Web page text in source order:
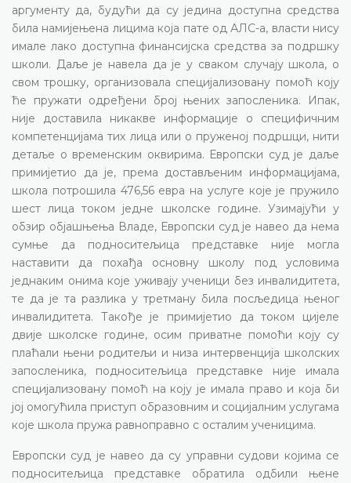
аргументу да, будући да су једина доступна средства
била намијењена лицима која пате од АЛС-а, власти нису
имале лако доступна финансијска средства за подршку
школи. Даље је навела да је у сваком случају школа, о
свом трошку, организовала специјализовану помоћ коју
ће пружати одређени број њених запосленика. Ипак,
није доставила никакве информације о специфичним
компетенцијама тих лица или о пруженој подршци, нити
детаље о временским оквирима. Европски суд је даље
примијетио да је, према достављеним информацијама,
школа потрошила 476,56 евра на услуге које је пружило
шест лица током једне школске године. Узимајући у
обзир објашњења Владе, Европски суд је навео да нема
сумње да подноситељица представке није могла
наставити да похађа основну школу под условима
једнаким онима које уживају ученици без инвалидитета,
те да је та разлика у третману била посљедица њеног
инвалидитета. Такође је примијетио да током цијеле
двије школске године, осим приватне помоћи коју су
плаћали њени родитељи и низа интервенција школских
запосленика, подноситељица представке није имала
специјализовану помоћ на коју је имала право и која би
јој омогућила приступ образовним и социјалним услугама
које школа пружа равноправно с осталим ученицима.
Европски суд је навео да су управни судови којима се
подноситељица представке обратила одбили њене